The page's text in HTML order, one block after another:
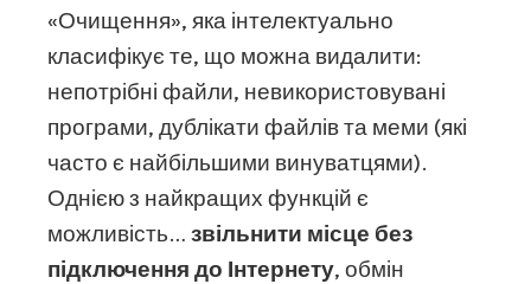
«Очищення», яка інтелектуально
класифікує те, що можна видалити:
непотрібні файли, невикористовувані
програми, дублікати файлів та меми (які
часто є найбільшими винуватцями).
Однією з найкращих функцій є
можливість…звільнити місце без
підключення до Інтернету, обмін